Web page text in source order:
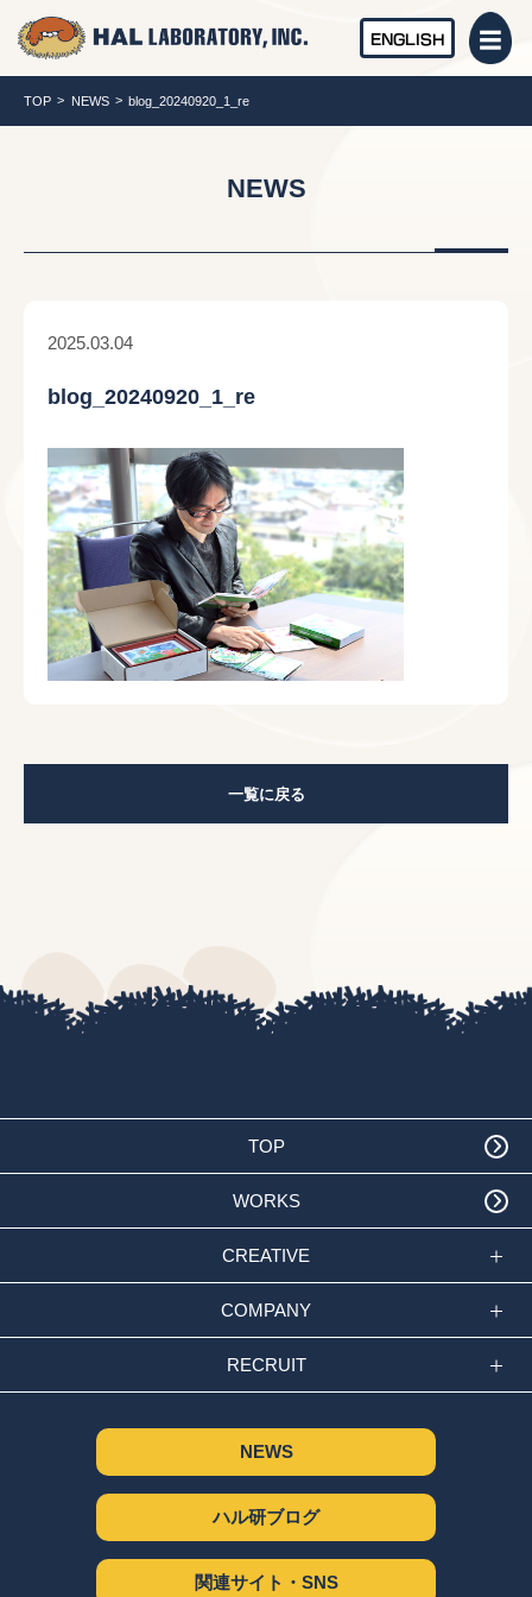
ENGLISH
TOP NEWS blog_20240920_1_re
NEWS
2025.03.04
blog_20240920_1_re
一覧に戻る
TOP
WORKS
CREATIVE
COMPANY
RECRUIT
NEWS
ハル研ブログ
関連サイト・SNS